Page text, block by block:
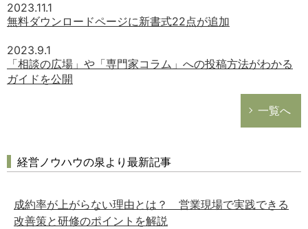
総務の給湯室
次へ
2023.11.1
無料ダウンロードページに新書式22点が追加
2023.9.1
「相談の広場」や「専門家コラム」への投稿方法がわかる
ガイドを公開
一覧へ
経営ノウハウの泉より最新記事
成約率が上がらない理由とは？ 営業現場で実践できる
改善策と研修のポイントを解説